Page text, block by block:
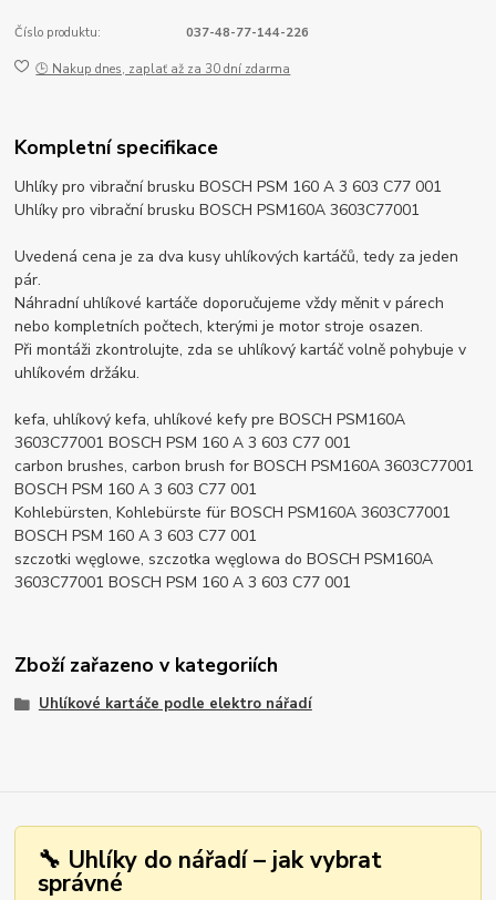
Číslo produktu: 037-48-77-144-226
🕒 Nakup dnes, zaplať až za 30 dní zdarma
Kompletní specifikace
Uhlíky pro vibrační brusku BOSCH PSM 160 A 3 603 C77 001
Uhlíky pro vibrační brusku BOSCH PSM160A 3603C77001
Uvedená cena je za dva kusy uhlíkových kartáčů, tedy za jeden
pár.
Náhradní uhlíkové kartáče doporučujeme vždy měnit v párech
nebo kompletních počtech, kterými je motor stroje osazen.
Při montáži zkontrolujte, zda se uhlíkový kartáč volně pohybuje v
uhlíkovém držáku.
kefa, uhlíkový kefa, uhlíkové kefy pre BOSCH PSM160A
3603C77001 BOSCH PSM 160 A 3 603 C77 001
carbon brushes, carbon brush for BOSCH PSM160A 3603C77001
BOSCH PSM 160 A 3 603 C77 001
Kohlebürsten, Kohlebürste für BOSCH PSM160A 3603C77001
BOSCH PSM 160 A 3 603 C77 001
szczotki węglowe, szczotka węglowa do BOSCH PSM160A
3603C77001 BOSCH PSM 160 A 3 603 C77 001
Zboží zařazeno v kategoriích
Uhlíkové kartáče podle elektro nářadí
🔧 Uhlíky do nářadí – jak vybrat
správné